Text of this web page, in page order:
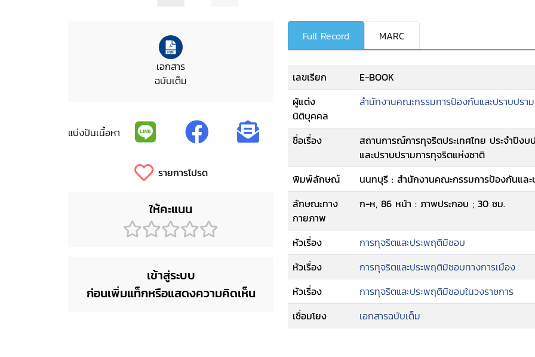
เอกสาร
ฉบับเต็ม
แบ่งปันเนื้อหา
รายการโปรด
ให้คะแนน
เข้าสู่ระบบ
ก่อนเพิ่มแท็กหรือแสดงความคิดเห็น
Full Record MARC
เลขเรียก
E-BOOK
ผู้แต่ง
นิติบุคคล
สำนักงานคณะกรรมการป้องกันและปราบปรา
ชื่อเรื่อง
สถานการณ์การทุจริตประเทศไทย ประจำปี
และปราบปรามการทุจริตแห่งชาติ
พิมพ์ลักษณ์
นนทบุรี : สำนักงานคณะกรรมการป้องกันและ
ลักษณะทาง
กายภาพ
ก-ห, 86 หน้า : ภาพประกอบ ; 30 ซม.
หัวเรื่อง
การทุจริตและประพฤติมิชอบ
หัวเรื่อง
การทุจริตและประพฤติมิชอบทางการเมือง
หัวเรื่อง
การทุจริตและประพฤติมิชอบในวงราชการ
เชื่อมโยง
เอกสารฉบับเต็ม